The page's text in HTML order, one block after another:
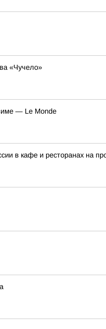
«Чучело»
— Le Monde
в кафе и ресторанах на